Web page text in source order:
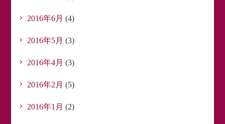
2016年6月 (4)
2016年5月 (3)
2016年4月 (3)
2016年2月 (5)
2016年1月 (2)